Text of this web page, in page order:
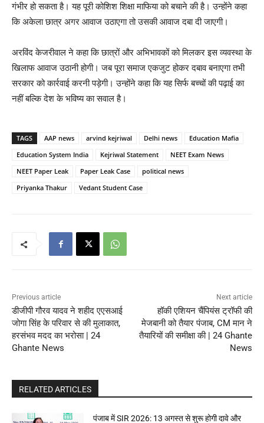
गंभीर हो सकता है। यह पूरी कोशिश शिक्षा माफिया को बचाने की है। उन्होंने कहा
कि अकेला छात्र अगर आवाज उठाएगा तो उसकी आवाज दबा दी जाएगी।
अरविंद केजरीवाल ने कहा कि छात्रों और अभिभावकों को मिलकर इस व्यवस्था के
खिलाफ आवाज उठानी होगी। जब पूरा समाज एकजुट होकर दबाव बनाएगा तभी
सरकार को कार्रवाई करनी पड़ेगी। उन्होंने कहा कि यह सिर्फ बच्चों की पढ़ाई का
नहीं बल्कि देश के भविष्य का सवाल है।
TAGS AAP news arvind kejriwal Delhi news
Education Mafia
Education System India
Kejriwal Statement
NEET Exam News
NEET Paper Leak
Paper Leak Case
political news
Priyanka Thakur
Vedant Student Case
Previous article
डीजीपी गौरव यादव ने शहीद एएसआई
जोगा सिंह के परिवार से की मुलाकात,
हरसंभव मदद का भरोसा | 24
Ghante News
Next article
हॉकी एशियन चैंपियंस ट्रॉफी की
मेजबानी को तैयार पंजाब, CM मान ने
तैयारियों की समीक्षा की | 24 Ghante
News
RELATED ARTICLES
पंजाब में SIR 2026: 13 अगस्त से शुरू होगी दावे और